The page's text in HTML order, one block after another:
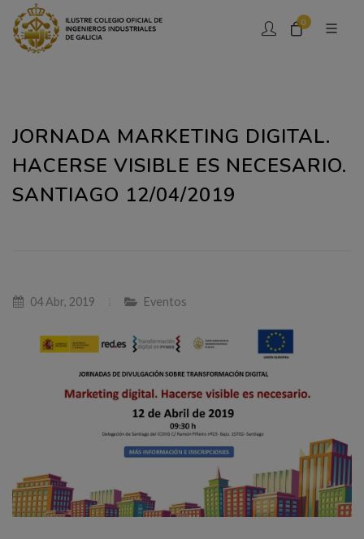
0
JORNADA MARKETING DIGITAL.
HACERSE VISIBLE ES NECESARIO.
SANTIAGO 12/04/2019
04 Abr, 2019 Eventos